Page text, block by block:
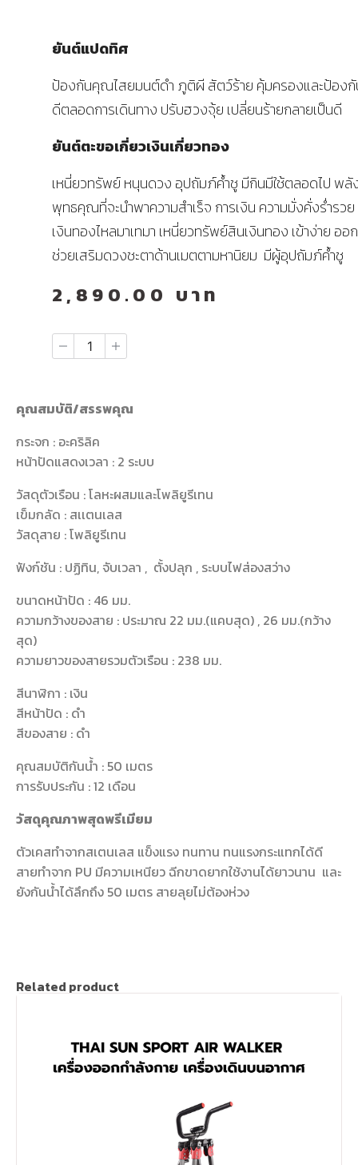
ยันต์แปดทิศ
ป้องกันคุณไสยมนต์ดำ ภูติผี สัตว์ร้าย คุ้มครองและป้อง
ดีตลอดการเดินทาง ปรับฮวงจุ้ย เปลี่ยนร้ายกลายเป็นดี
ยันต์ตะขอเกี่ยวเงินเกี่ยวทอง
เหนี่ยวทรัพย์ หนุนดวง อุปถัมภ์ค้ำชู มีกินมีใช้ตลอดไป พลั
พุทธคุณที่จะนำพาความสำเร็จ การเงิน ความมั่งคั่งร่ำรว
เงินทองไหลมาเทมา เหนี่ยวทรัพย์สินเงินทอง เข้าง่าย ออ
ช่วยเสริมดวงชะตาด้านเมตตามหานิยม มีผู้อุปถัมภ์ค้ำชู
2,890.00 บาท
คุณสมบัติ/สรรพคุณ
กระจก : อะคริลิค
หน้าปัดแสดงเวลา : 2 ระบบ
วัสดุตัวเรือน : โลหะผสมและโพลิยูรีเทน
เข็มกลัด : สเเตนเลส
วัสดุสาย : โพลิยูรีเทน
ฟังก์ชัน : ปฏิทิน, จับเวลา , ตั้งปลุก , ระบบไฟส่องสว่าง
ขนาดหน้าปัด : 46 มม.
ความกว้างของสาย : ประมาณ 22 มม.(แคบสุด) , 26 มม.(กว้าง
สุด)
ความยาวของสายรวมตัวเรือน : 238 มม.
สีนาฬิกา : เงิน
สีหน้าปัด : ดำ
สีของสาย : ดำ
คุณสมบัติกันน้ำ : 50 เมตร
การรับประกัน : 12 เดือน
วัสดุคุณภาพสุดพรีเมียม
ตัวเคสทำจากสเตนเลส แข็งแรง ทนทาน ทนแรงกระแทกได้ดี
สายทำจาก PU มีความเหนียว ฉีกขาดยากใช้งานได้ยาวนาน และ
ยังกันน้ำได้ลึกถึง 50 เมตร สายลุยไม่ต้องห่วง
Related product